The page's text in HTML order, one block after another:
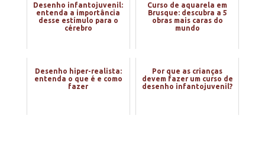
Desenho infantojuvenil:
entenda a importância
desse estímulo para o
cérebro
Curso de aquarela em
Brusque: descubra a 5
obras mais caras do
mundo
Desenho hiper-realista:
entenda o que é e como
fazer
Por que as crianças
devem fazer um curso de
desenho infantojuvenil?